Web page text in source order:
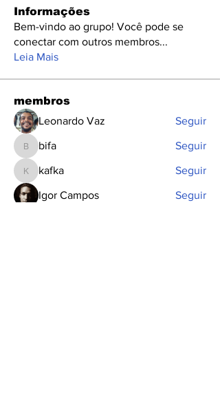
Informações
Bem-vindo ao grupo! Você pode se
conectar com outros membros...
Leia Mais
membros
Leonardo Vaz
Seguir
bifa
bifa Seguir
kafka
kafka Seguir
Igor Campos
Seguir